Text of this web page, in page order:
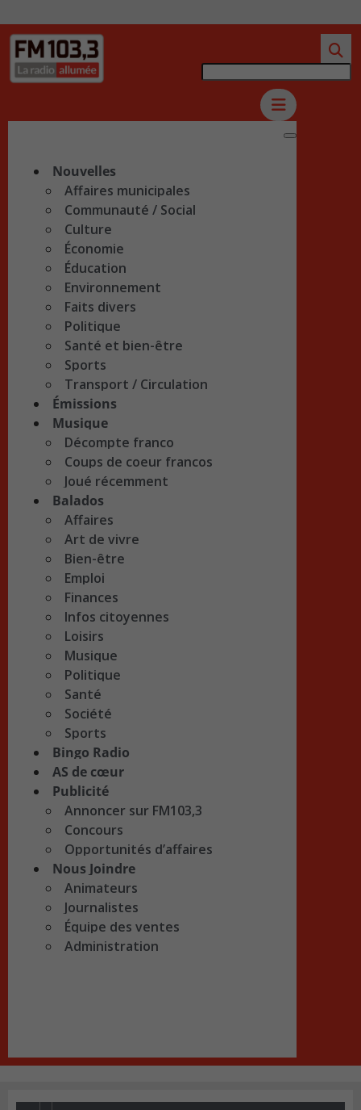
Nouvelles
Affaires municipales
Communauté / Social
Culture
Économie
Éducation
Environnement
Faits divers
Politique
Santé et bien-être
Sports
Transport / Circulation
Émissions
Musique
Décompte franco
Coups de coeur francos
Joué récemment
Balados
Affaires
Art de vivre
Bien-être
Emploi
Finances
Infos citoyennes
Loisirs
Musique
Politique
Santé
Société
Sports
Bingo Radio
AS de cœur
Publicité
Annoncer sur FM103,3
Concours
Opportunités d’affaires
Nous Joindre
Animateurs
Journalistes
Équipe des ventes
Administration